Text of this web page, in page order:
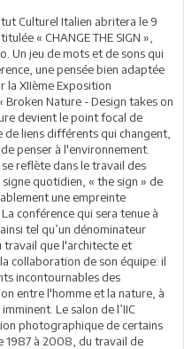
Culturel Italien abritera le 9
« CHANGE THE SIGN »,
Un jeu de mots et de sons qui
une pensée bien adaptée
la XIIème Exposition
Broken Nature - Design takes on
devient le point focal de
liens différents qui changent,
penser à l'environnement.
reflète dans le travail des
quotidien, « the sign » de
une empreinte
conférence qui sera tenue à
tel qu’un dénominateur
travail que l'architecte et
collaboration de son équipe: il
incontournables des
entre l'homme et la nature, à
Le salon de l’IIC
photographique de certains
1987 à 2008, du travail de